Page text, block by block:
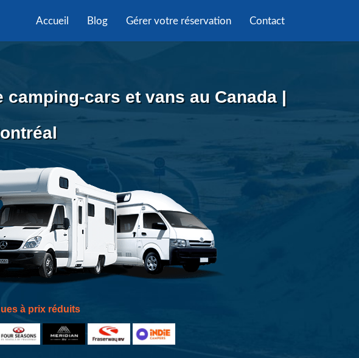
Accueil Blog Gérer votre réservation Contact
camping-cars et vans au Canada |
à prix réduits